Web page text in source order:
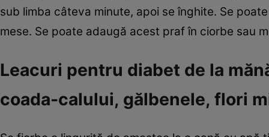
sub limba câteva minute, apoi se înghite. Se
mese. Se poate adaugă acest praf în ciorbe sau
Leacuri pentru diabet de la
coada-calului, gălbenele, flori